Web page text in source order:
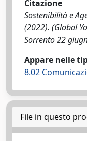
Citazione
Sostenibilità e
(2022). (Global
Sorrento 22
Appare nelle
8.02
File in questo